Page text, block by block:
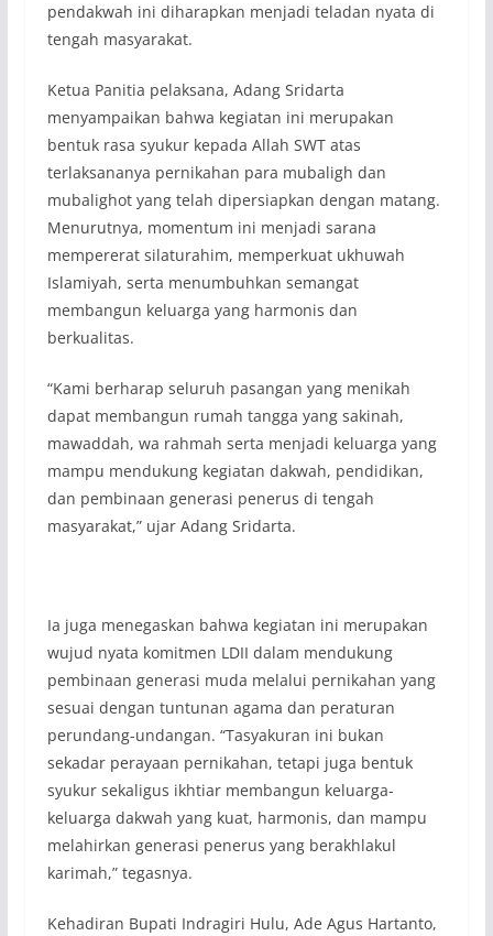
pendakwah ini diharapkan menjadi teladan nyata di
tengah masyarakat.
Ketua Panitia pelaksana, Adang Sridarta
menyampaikan bahwa kegiatan ini merupakan
bentuk rasa syukur kepada Allah SWT atas
terlaksananya pernikahan para mubaligh dan
mubalighot yang telah dipersiapkan dengan matang.
Menurutnya, momentum ini menjadi sarana
mempererat silaturahim, memperkuat ukhuwah
Islamiyah, serta menumbuhkan semangat
membangun keluarga yang harmonis dan
berkualitas.
“Kami berharap seluruh pasangan yang menikah
dapat membangun rumah tangga yang sakinah,
mawaddah, wa rahmah serta menjadi keluarga yang
mampu mendukung kegiatan dakwah, pendidikan,
dan pembinaan generasi penerus di tengah
masyarakat,” ujar Adang Sridarta.
Ia juga menegaskan bahwa kegiatan ini merupakan
wujud nyata komitmen LDII dalam mendukung
pembinaan generasi muda melalui pernikahan yang
sesuai dengan tuntunan agama dan peraturan
perundang-undangan. “Tasyakuran ini bukan
sekadar perayaan pernikahan, tetapi juga bentuk
syukur sekaligus ikhtiar membangun keluarga-
keluarga dakwah yang kuat, harmonis, dan mampu
melahirkan generasi penerus yang berakhlakul
karimah,” tegasnya.
Kehadiran Bupati Indragiri Hulu, Ade Agus Hartanto,